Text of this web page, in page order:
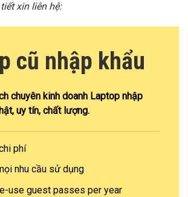
xin liên hệ:
cũ nhập khẩu
chuyên kinh doanh Laptop nhập
uy tín, chất lượng.
phí
nhu cầu sử dụng
use guest passes per year